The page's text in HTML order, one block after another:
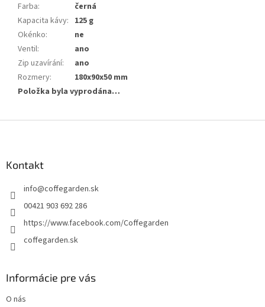
Farba:
černá
Kapacita kávy: 125 g
Okénko:
ne
Ventil:
ano
Zip uzavírání:
ano
Rozmery:
180x90x50 mm
Položka byla vyprodána…
Kontakt
info@coffegarden.sk
00421 903 692 286
https://www.facebook.com/Coffegarden
coffegarden.sk
Informácie pre vás
O nás